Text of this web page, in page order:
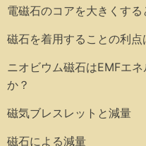
電磁石のコアを大きくす
磁石を着用することの利点
ニオビウム磁石はEMFエ
か？
磁気ブレスレットと減量
磁石による減量